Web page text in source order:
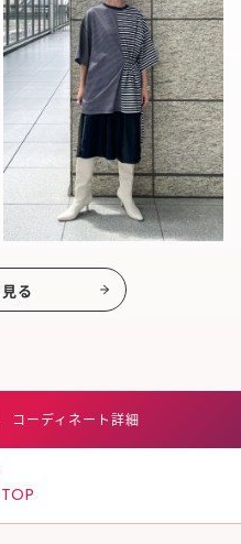
る
コーディネート詳細
TOP